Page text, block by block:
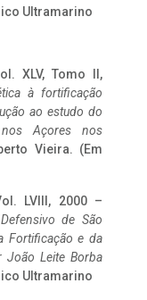
Ultramarino
XLV, Tomo II,
à fortificação
ao estudo do
Açores nos
Vieira. (Em
LVIII, 2000 –
de São
Fortificação e da
João Leite Borba
Ultramarino